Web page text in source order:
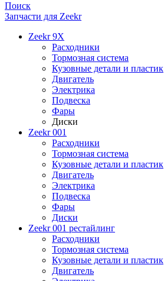
Поиск
Запчасти для Zeekr
Zeekr 9X
Расходники
Тормозная система
Кузовные детали и пластик
Двигатель
Электрика
Подвеска
Фары
Диски
Zeekr 001
Расходники
Тормозная система
Кузовные детали и пластик
Двигатель
Электрика
Подвеска
Фары
Диски
Zeekr 001 рестайлинг
Расходники
Тормозная система
Кузовные детали и пластик
Двигатель